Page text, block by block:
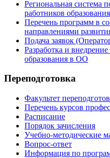
Региональная система
работников образования
Перечень программ в
направлениями
Подача заявок
Разработка и
образования в ОО
Переподготовка
Факультет
Перечень курсов
Расписание
Порядок зачисления
Учебно-методические
Вопрос-ответ
Информация по